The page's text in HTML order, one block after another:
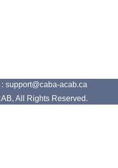
support@caba-acab.ca
All Rights Reserved.